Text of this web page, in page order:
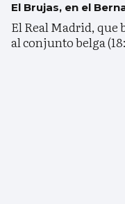
El Brujas, en el
El Real Madrid, que
al conjunto belga